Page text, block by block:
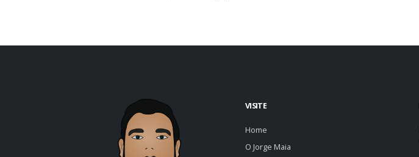
VISITE
Home
O Jorge Maia